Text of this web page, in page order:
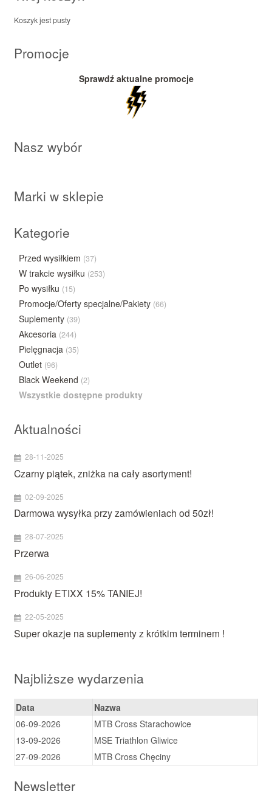
Koszyk jest pusty
Promocje
Sprawdź aktualne promocje
Nasz wybór
Marki w sklepie
Kategorie
Przed wysiłkiem (37)
W trakcie wysiłku (253)
Po wysiłku (15)
Promocje/Oferty specjalne/Pakiety (66)
Suplementy (39)
Akcesoria (244)
Pielęgnacja (35)
Outlet (96)
Black Weekend (2)
Wszystkie dostępne produkty
Aktualności
28-11-2025
Czarny piątek, zniżka na cały asortyment!
02-09-2025
Darmowa wysyłka przy zamówieniach od 50zł!
28-07-2025
Przerwa
26-06-2025
Produkty ETIXX 15% TANIEJ!
22-05-2025
Super okazje na suplementy z krótkim terminem !
Najbliższe wydarzenia
Data
Nazwa
06-09-2026
MTB Cross Starachowice
13-09-2026
MSE Triathlon Gliwice
27-09-2026
MTB Cross Chęciny
Newsletter